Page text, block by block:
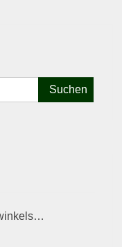
Suchen
nach: